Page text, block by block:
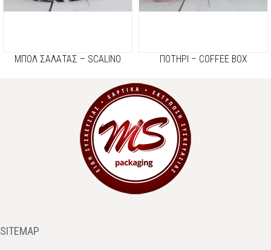
ΜΠΟΛ ΣΑΛΑΤΑΣ – SCALINO ΠΟΤΗΡΙ – COFFEE BOX
SITEMAP